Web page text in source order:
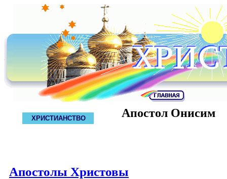
ХРИСТИАНСТВО Апостол Онисим
Апостолы Христовы